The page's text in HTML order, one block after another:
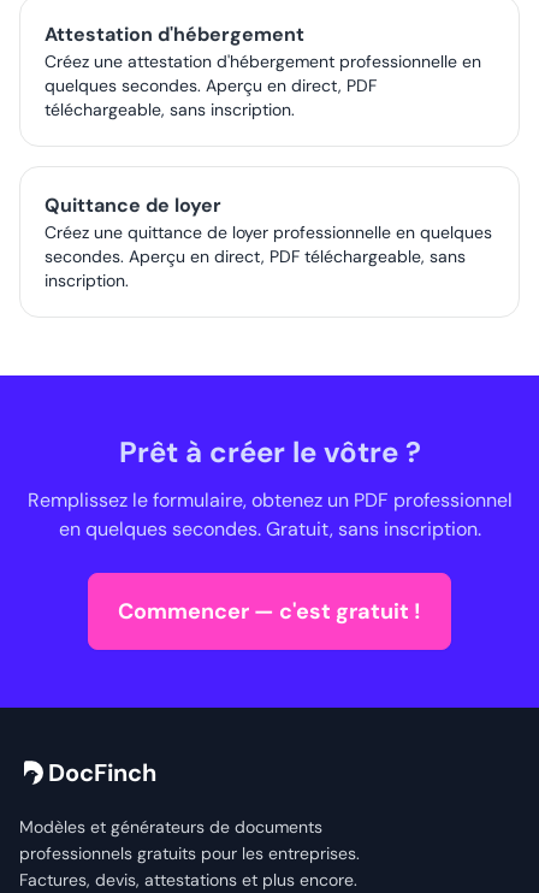
Attestation d'hébergement
Créez une attestation d'hébergement professionnelle en
quelques secondes. Aperçu en direct, PDF
téléchargeable, sans inscription.
Quittance de loyer
Créez une quittance de loyer professionnelle en quelques
secondes. Aperçu en direct, PDF téléchargeable, sans
inscription.
Prêt à créer le vôtre ?
Remplissez le formulaire, obtenez un PDF professionnel
en quelques secondes. Gratuit, sans inscription.
Commencer — c'est gratuit !
DocFinch
Modèles et générateurs de documents
professionnels gratuits pour les entreprises.
Factures, devis, attestations et plus encore.